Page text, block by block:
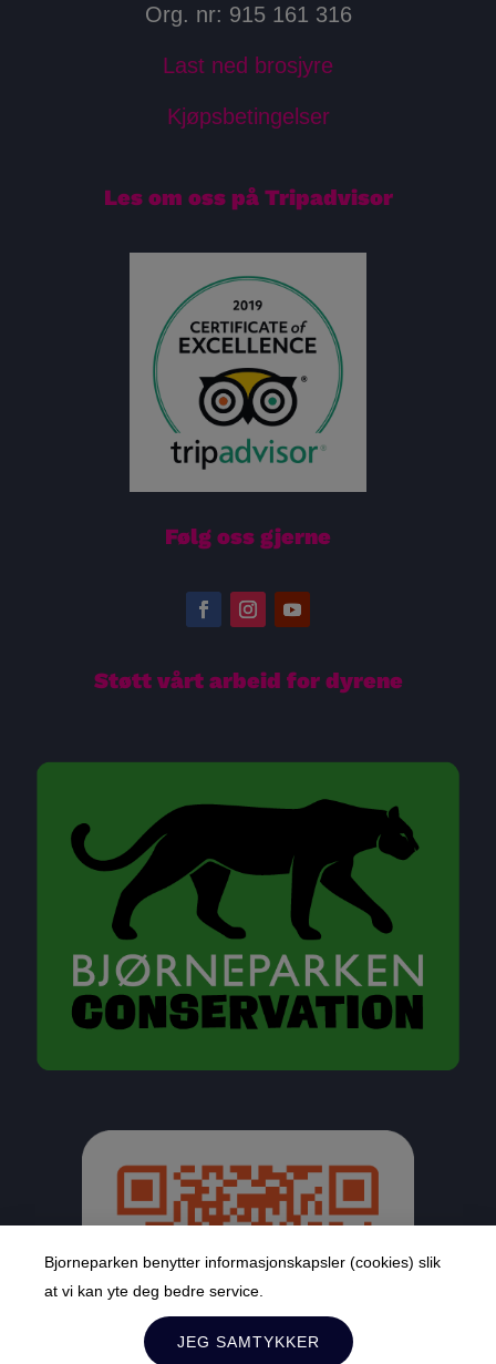
Org. nr: 915 161 316
Last ned brosjyre
Kjøpsbetingelser
Les om oss på Tripadvisor
Følg oss gjerne
Støtt vårt arbeid for dyrene
Bjorneparken benytter informasjonskapsler (cookies) slik
at vi kan yte deg bedre service.
JEG SAMTYKKER